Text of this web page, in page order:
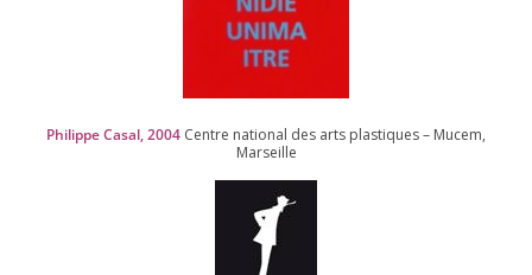
Philippe Casal,2004 Centre natio­nal des arts plas­tiques – Mucem,
Marseille